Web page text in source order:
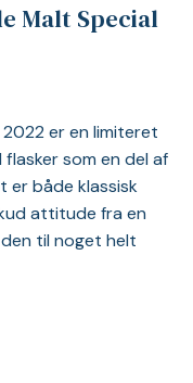
Malt Special
2022 er en limiteret
som en del af
er både klassisk
attitude fra en
til noget helt